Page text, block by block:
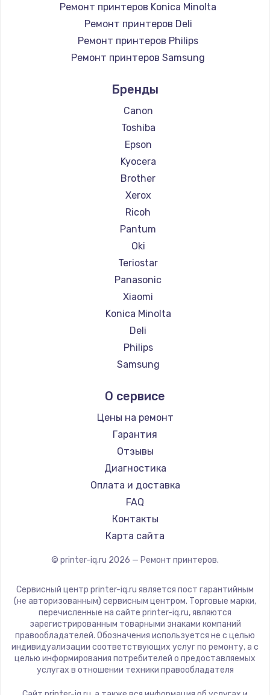
Ремонт принтеров Konica Minolta
Ремонт принтеров Deli
Ремонт принтеров Philips
Ремонт принтеров Samsung
Ремонт принтеров Lexmark
Ремонт принтеров Sharp
Ремонт принтеров TSC
Ремонт принтеров Fujitsu
Ремонт принтеров Godex
Бренды
Canon
Toshiba
Epson
Kyocera
Brother
Xerox
Ricoh
Pantum
Oki
Teriostar
Panasonic
Xiaomi
Konica Minolta
Deli
Philips
Samsung
Lexmark
Sharp
TSC
Fujitsu
Godex
О сервисе
Цены на ремонт
Гарантия
Отзывы
Диагностика
Оплата и доставка
FAQ
Контакты
Карта сайта
© printer-iq.ru 2026 — Ремонт принтеров.
Сервисный центр printer-iq.ru является пост гарантийным
(не авторизованным) сервисным центром. Торговые марки,
перечисленные на сайте printer-iq.ru, являются
зарегистрированным товарными знаками компаний
правообладателей. Обозначения используется не с целью
индивидуализации соответствующих услуг по ремонту, а с
целью информирования потребителей о предоставляемых
услугах в отношении техники правообладателя